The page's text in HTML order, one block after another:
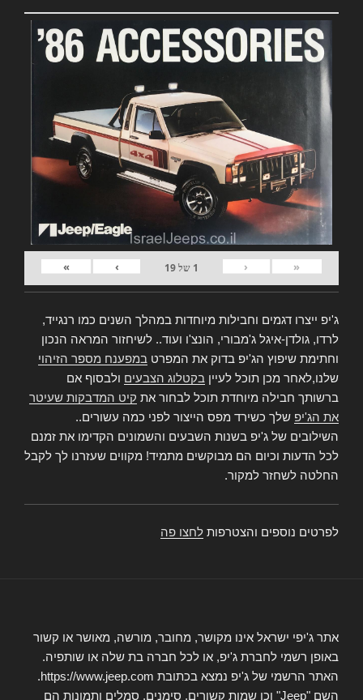
«
‹
1 של19
›
»
ג'יפ ייצרו דגמים וחבילות מיוחדות במהלך השנים כמו רנגייד,
לרדו, גולדן-איגל ג'מבורי, הונצ'ו ועוד.. לשיחזור המראה הנכון
וחתימת שיפוץ הג'יפ בדוק את המפרט במפענח מספר הזיהוי
שלנו,לאחר מכן תוכל לעיין בקטלוג הצבעים ולבסוף אם
ברשותך חבילה מיוחדת תוכל לבחור את קיט המדבקות שעיטר
את הג'יפ שלך כשירד מפס הייצור לפני כמה עשורים..
השילובים של ג'יפ בשנות השבעים והשמונים הקדימו את זמנם
לכל הדעות וכיום הם מבוקשים מתמיד! מקווים שעזרנו לך לקבל
החלטה לשחזר למקור.
לפרטים נוספים והצטרפות לחצו פה
אתר ג'יפי ישראל אינו מקושר, מחובר, מורשה, מאושר או קשור
באופן רשמי לחברת ג'יפ, או לכל חברה בת שלה או שותפיה.
האתר הרשמי של ג'יפ נמצא בכתובת https://www.jeep.com.
השם "Jeep" וכן שמות קשורים, סימנים, סמלים ותמונות הם